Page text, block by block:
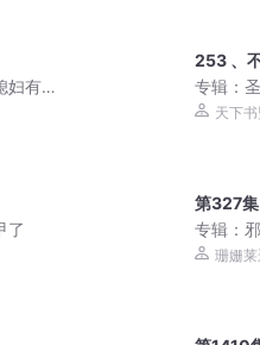
妇有
253 、
专辑：
学 天下
了
第327
专辑：
莱莱&依
珊姗莱